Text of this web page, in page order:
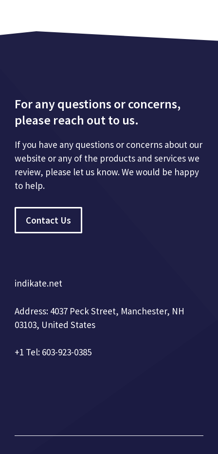
For any questions or concerns,
please reach out to us.
If you have any questions or concerns about our
website or any of the products and services we
review, please let us know. We would be happy
to help.
Contact Us
indikate.net
Address: 4037 Peck Street, Manchester, NH
03103, United States
+1 Tel: 603-923-0385